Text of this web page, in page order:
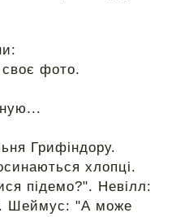
фото.
Грифіндору.
хлопці.
підемо?". Невілл:
Шеймус: "А може